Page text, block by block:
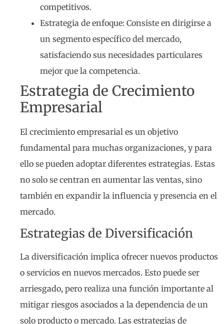
competitivos.
Estrategia de enfoque: Consiste en dirigirse a
un segmento específico del mercado,
satisfaciendo sus necesidades particulares
mejor que la competencia.
Estrategia de Crecimiento
Empresarial
El crecimiento empresarial es un objetivo
fundamental para muchas organizaciones, y para
ello se pueden adoptar diferentes estrategias. Estas
no solo se centran en aumentar las ventas, sino
también en expandir la influencia y presencia en el
mercado.
Estrategias de Diversificación
La diversificación implica ofrecer nuevos productos
o servicios en nuevos mercados. Esto puede ser
arriesgado, pero realiza una función importante al
mitigar riesgos asociados a la dependencia de un
solo producto o mercado. Las estrategias de